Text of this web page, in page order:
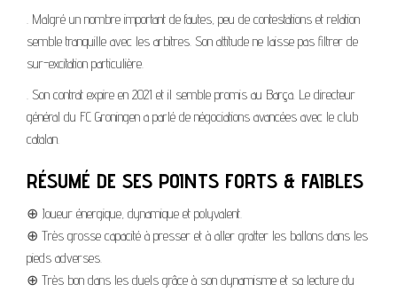
. Malgré un nombre important de fautes, peu de contestations et relation
semble tranquille avec les arbitres. Son attitude ne laisse pas filtrer de
sur-excitation particulière.
. Son contrat expire en 2021 et il semble promis au Barça. Le directeur
général du FC Groningen a parlé de négociations avancées avec le club
catalan.
RÉSUMÉ DE SES POINTS FORTS & FAIBLES
⊕ Joueur énergique, dynamique et polyvalent.
⊕ Très grosse capacité à presser et à aller gratter les ballons dans les
pieds adverses.
⊕ Très bon dans les duels grâce à son dynamisme et sa lecture du